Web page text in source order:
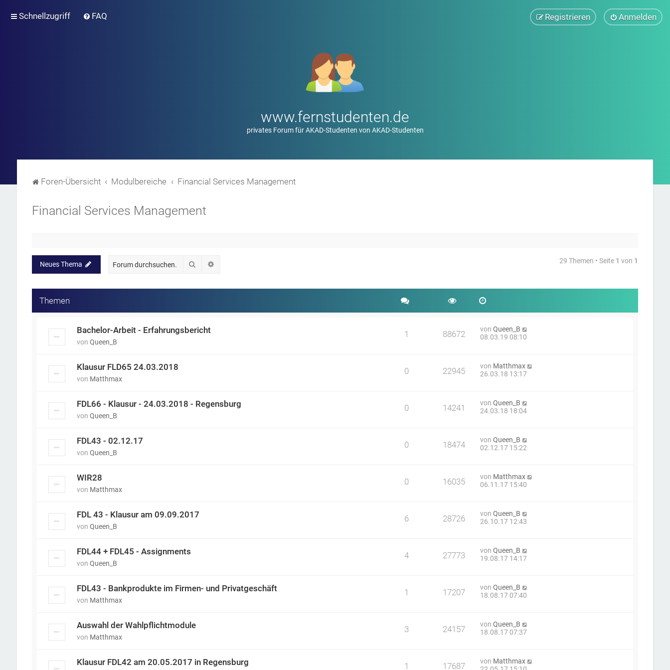
Schnellzugriff FAQ Anmelden
Registrieren
www.fernstudenten.de
privates Forum für AKAD-Studenten von AKAD-Studenten
Foren-Übersicht Modulbereiche Financial Services Management
Financial Services Management
Neues Thema Suche 29 Themen • Seite 1 von 1
Themen
Bachelor-Arbeit - Erfahrungsbericht
von Queen_B
1 88672 vonQueen_B
08.03.19 08:10
Klausur FLD65 24.03.2018
von Matthmax
0 22945 von Matthmax
26.03.18 13:17
FDL66 - Klausur - 24.03.2018 - Regensburg
von Queen_B
0 14241 vonQueen_B
24.03.18 18:04
FDL43 - 02.12.17
von Queen_B
0 18474 vonQueen_B
02.12.17 15:22
WIR28
von Matthmax
0 16035 von Matthmax
06.11.17 15:40
FDL 43 - Klausur am 09.09.2017
von Queen_B
6 28726 vonQueen_B
26.10.17 12:43
FDL44 + FDL45 - Assignments
von Queen_B
4 27773 vonQueen_B
19.08.17 14:17
FDL43 - Bankprodukte im Firmen- und Privatgeschäft
von Matthmax
1 17207 vonQueen_B
18.08.17 07:40
Auswahl der Wahlpflichtmodule
von Matthmax
3 24157 vonQueen_B
18.08.17 07:37
Klausur FDL42 am 20.05.2017 in Regensburg 1 17687 von Matthmax